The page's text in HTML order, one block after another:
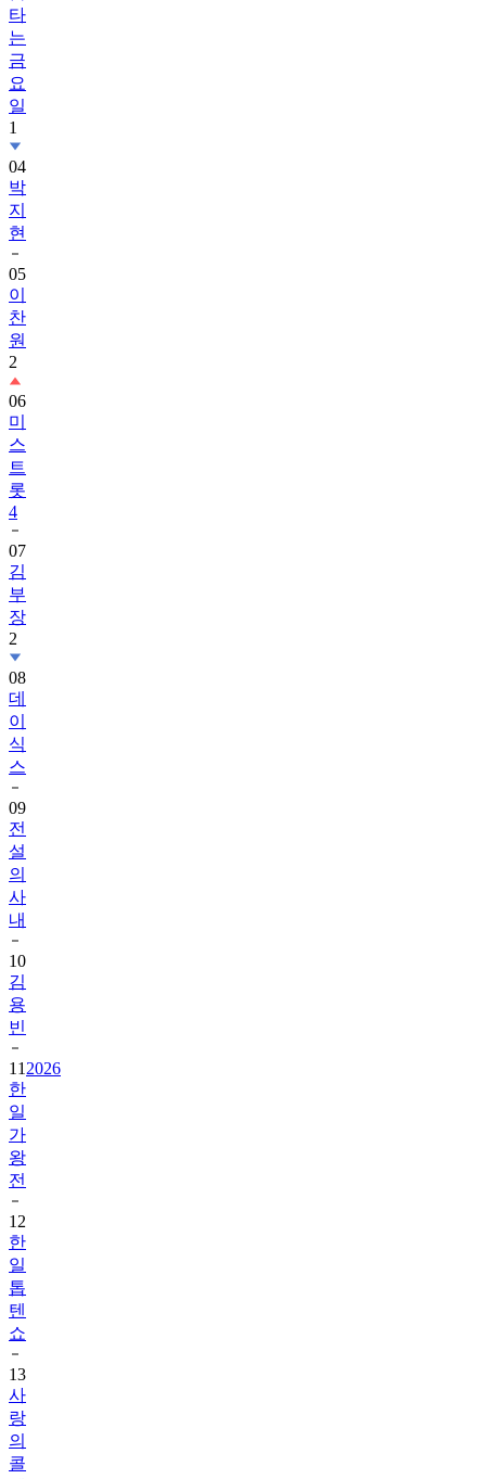
금
요
일
1
04
박
지
현
05
이
찬
원
2
06
미
스
트
롯
4
07
김
부
장
2
08
데
이
식
스
09
전
설
의
사
내
10
김
용
빈
11
한
일
가
왕
전
12
한
일
톱
텐
쇼
13
사
랑
의
콜
센
타